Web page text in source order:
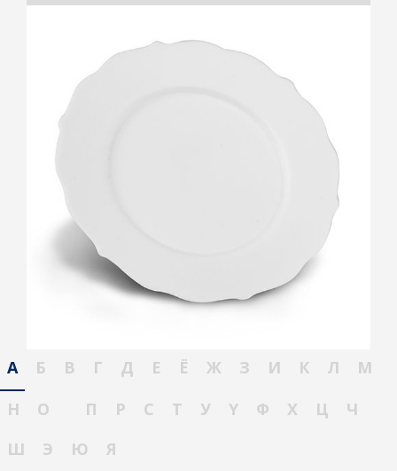
А Б В Г Д Е Ё Ж З И К Л
М
Н
О П Р С Т У Ү Ф Х Ц
Ч
Ш
Э Ю Я